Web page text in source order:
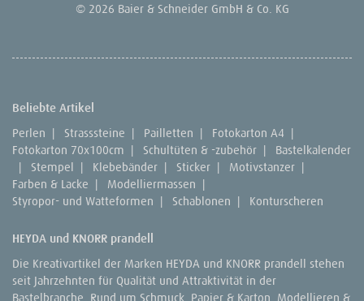
© 2026 Baier & Schneider GmbH & Co. KG
Beliebte Artikel
Perlen | Strasssteine | Pailletten | Fotokarton A4 |
Fotokarton 70x100cm | Schultüten & -zubehör |
Bastelkalender
|
Stempel | Klebebänder | Sticker | Motivstanzer |
Farben & Lacke | Modelliermassen |
Styropor- und Watteformen | Schablonen | Konturscheren
HEYDA und KNORR prandell
Die Kreativartikel der Marken HEYDA und KNORR prandell stehen
seit Jahrzehnten für Qualität und Attraktivität in der
Bastelbranche. Rund um Schmuck, Papier & Karton, Modellieren &